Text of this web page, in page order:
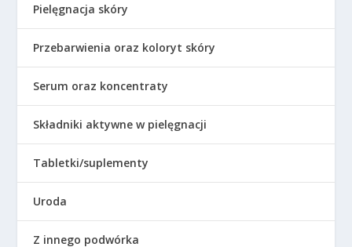
Pielęgnacja skóry
Przebarwienia oraz koloryt skóry
Serum oraz koncentraty
Składniki aktywne w pielęgnacji
Tabletki/suplementy
Uroda
Z innego podwórka